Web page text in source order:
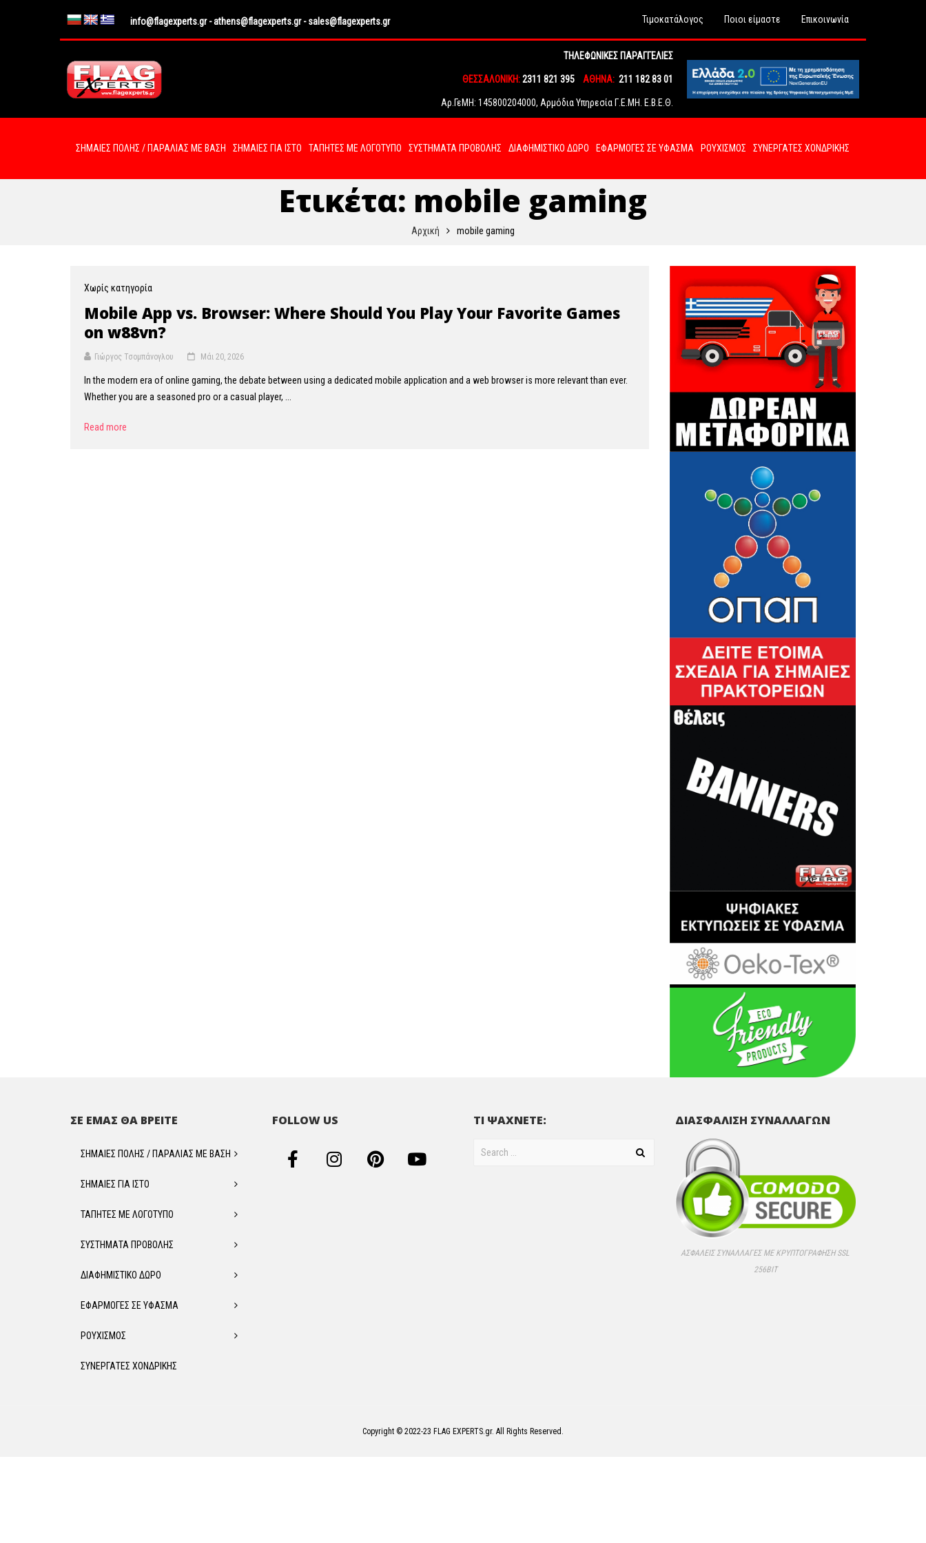
info@flagexperts.gr-athens@flagexperts.gr-sales@flagexperts.gr Τιμοκατάλογος Ποιοι είμαστε Επικοινωνία
ΤΗΛΕΦΩΝΙΚΕΣ ΠΑΡΑΓΓΕΛΙΕΣ
ΘΕΣΣΑΛΟΝΙΚΗ:2311 821 395 ΑΘΗΝΑ: 211 182 83 01
Αρ.ΓεΜΗ: 145800204000, Αρμόδια Υπηρεσία Γ.Ε.ΜΗ. Ε.Β.Ε.Θ.
ΣΗΜΑΙΕΣ ΠΟΛΗΣ / ΠΑΡΑΛΙΑΣ ΜΕ ΒΑΣΗ ΣΗΜΑΙΕΣ ΓΙΑ ΙΣΤΟ ΤΑΠΗΤΕΣ ΜΕ ΛΟΓΟΤΥΠΟ ΣΥΣΤΗΜΑΤΑ ΠΡΟΒΟΛΗΣ ΔΙΑΦΗΜΙΣΤΙΚΟ ΔΩΡΟ ΕΦΑΡΜΟΓΕΣ ΣΕ ΥΦΑΣΜΑ ΡΟΥΧΙΣΜΟΣ ΣΥΝΕΡΓΑΤΕΣ ΧΟΝΔΡΙΚΗΣ
Ετικέτα: mobile gaming
Αρχική mobile gaming
Χωρίς κατηγορία
Mobile App vs. Browser: Where Should You Play Your Favorite Games
on w88vn?
Γιώργος Τσομπάνογλου Μάι 20, 2026
In the modern era of online gaming, the debate between using a dedicated mobile application and a web browser is more relevant than ever.
Whether you are a seasoned pro or a casual player, ...
Read more
ΣΕ ΕΜΑΣ ΘΑ ΒΡΕΙΤΕ
ΣΗΜΑΙΕΣ ΠΟΛΗΣ / ΠΑΡΑΛΙΑΣ ΜΕ ΒΑΣΗ
ΣΗΜΑΙΕΣ ΓΙΑ ΙΣΤΟ
ΤΑΠΗΤΕΣ ΜΕ ΛΟΓΟΤΥΠΟ
ΣΥΣΤΗΜΑΤΑ ΠΡΟΒΟΛΗΣ
ΔΙΑΦΗΜΙΣΤΙΚΟ ΔΩΡΟ
ΕΦΑΡΜΟΓΕΣ ΣΕ ΥΦΑΣΜΑ
ΡΟΥΧΙΣΜΟΣ
ΣΥΝΕΡΓΑΤΕΣ ΧΟΝΔΡΙΚΗΣ
FOLLOW US ΤΙ ΨΑΧΝΕΤΕ: ΔΙΑΣΦΑΛΙΣΗ ΣΥΝΑΛΛΑΓΩΝ
ΑΣΦΑΛΕΊΣ ΣΥΝΑΛΛΑΓΈΣ ΜΕ ΚΡΥΠΤΟΓΡΆΦΗΣΗ SSL
256BIT
Copyright © 2022-23 FLAG EXPERTS.gr. All Rights Reserved.